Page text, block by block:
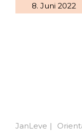
8. Juni 2022
JanLeve